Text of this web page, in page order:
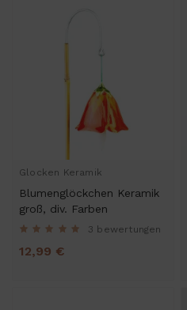
Glocken Keramik
Blumenglöckchen Keramik
groß, div. Farben
3 bewertungen
12,99 €